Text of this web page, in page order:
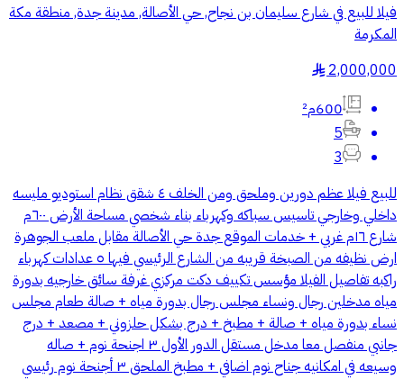
فيلا للبيع في شارع سليمان بن نجاح, حي الأصالة, مدينة جدة, منطقة مكة
المكرمة
2,000,000
§
600م²
5
3
للبيع فيلا عظم دورين وملحق ومن الخلف ٤ شقق نظام استوديو مليسه
داخلي وخارجي تاسيس سباكه وكهرباء بناء شخصي مساحة الأرض ٦٠٠م
شارع ١٦م غربي + خدمات الموقع جدة حي الأصالة مقابل ملعب الجوهرة
ارض نظيفه من الصبخة قريبه من الشارع الرئيسي فيها ٥ عدادات كهرباء
راكبه تفاصيل الفيلا مؤسس تكييف دكت مركزي غرفة سائق خارجيه بدورة
مياه مدخلين رجال ونساء مجلس رجال بدورة مياه + صالة طعام مجلس
نساء بدورة مياه + صالة + مطبخ + درج بشكل حلزوني + مصعد + درج
جانبي منفصل معا مدخل مستقل الدور الأول ٣ اجنحة نوم + صاله
وسيعه في امكانيه جناح نوم اضافي + مطبخ الملحق ٣ أجنحة نوم رئيسي